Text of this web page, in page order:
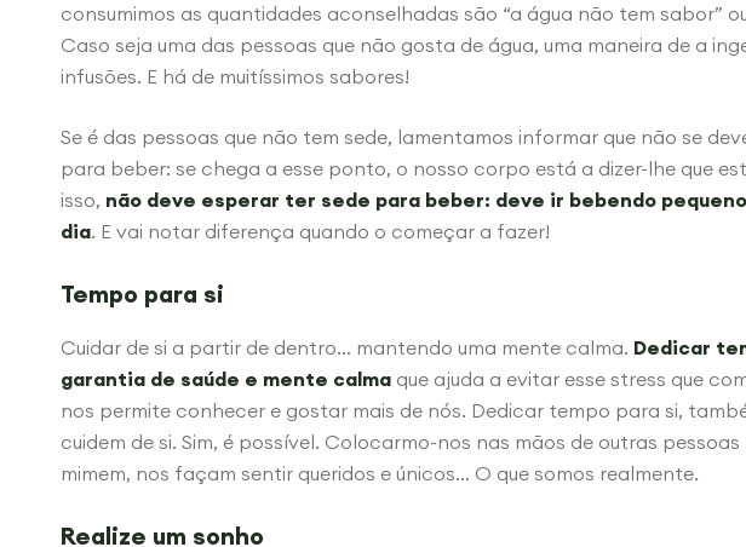
consumimos as quantidades aconselhadas são “a água não tem sabor”
Caso seja uma das pessoas que não gosta de água, uma maneira de a
infusões. E há de muitíssimos sabores!
Se é das pessoas que não tem sede, lamentamos informar que não se
para beber: se chega a esse ponto, o nosso corpo está a dizer-lhe que
isso, não deve esperar ter sede para beber: deve ir bebendo
dia. E vai notar diferença quando o começar a fazer!
Tempo para si
Cuidar de si a partir de dentro… mantendo uma mente calma. Dedicar
garantia de saúde e mente calma que ajuda a evitar esse stress que
nos permite conhecer e gostar mais de nós. Dedicar tempo para si,
cuidem de si. Sim, é possível. Colocarmo-nos nas mãos de outras
mimem, nos façam sentir queridos e únicos… O que somos realmente.
Realize um sonho